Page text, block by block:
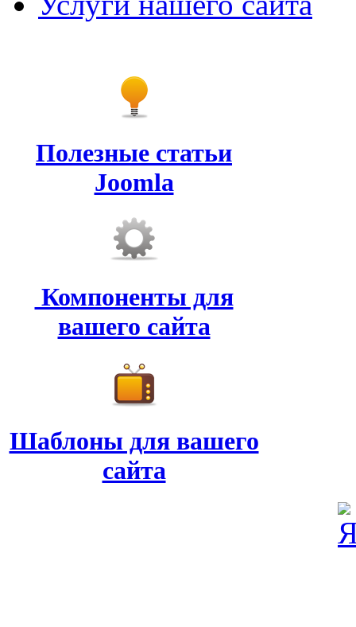
Полезные статьи
Joomla
Компоненты для
вашего сайта
Шаблоны для вашего
сайта